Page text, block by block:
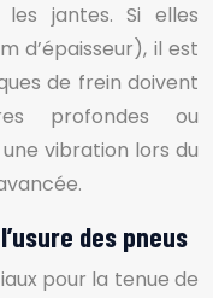
jantes. Si elles
d’épaisseur), il est
de frein doivent
profondes ou
vibration lors du
des pneus
pour la tenue de